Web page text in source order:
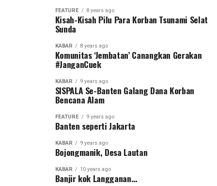
FEATURE 8 years ago
Kisah-Kisah Pilu Para Korban Tsunami Selat
Sunda
KABAR 8 years ago
Komunitas ‘Jembatan’ Canangkan Gerakan
#JanganCuek
KABAR 9 years ago
SISPALA Se-Banten Galang Dana Korban
Bencana Alam
FEATURE 9 years ago
Banten seperti Jakarta
KABAR 9 years ago
Bojongmanik, Desa Lautan
KABAR 10 years ago
Banjir kok Langganan…